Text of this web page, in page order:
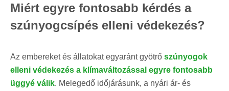
Miért egyre fontosabb kérdés a
szúnyogcsípés elleni védekezés?
Az embereket és állatokat egyaránt gyötrő szúnyogok
elleni védekezés a klímaváltozással egyre fontosabb
üggyé válik. Melegedő időjárásunk, a nyári ár- és